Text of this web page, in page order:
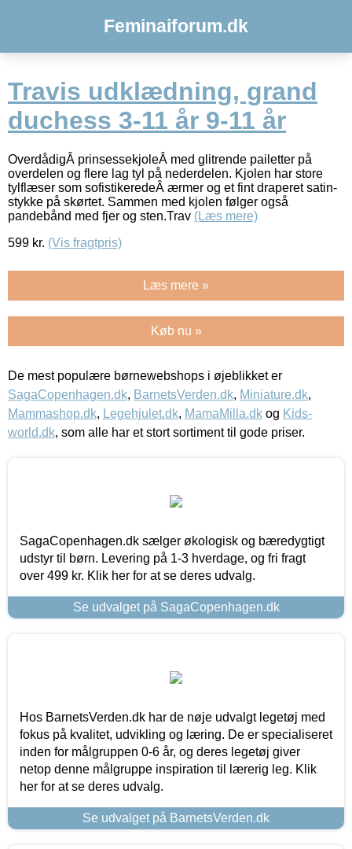
Feminaiforum.dk
Travis udklædning, grand
duchess 3-11 år 9-11 år
OverdådigÂ prinsessekjoleÂ med glitrende pailetter på
overdelen og flere lag tyl på nederdelen. Kjolen har store
tylflæser som sofistikeredeÂ ærmer og et fint draperet satin-
stykke på skørtet. Sammen med kjolen følger også
pandebånd med fjer og sten.Trav (Læs mere)
599 kr. (Vis fragtpris)
Læs mere »
Køb nu »
De mest populære børnewebshops i øjeblikket er
SagaCopenhagen.dk, BarnetsVerden.dk, Miniature.dk,
Mammashop.dk, Legehjulet.dk, MamaMilla.dk og Kids-
world.dk, som alle har et stort sortiment til gode priser.
SagaCopenhagen.dk sælger økologisk og bæredygtigt
udstyr til børn. Levering på 1-3 hverdage, og fri fragt
over 499 kr. Klik her for at se deres udvalg.
Se udvalget på SagaCopenhagen.dk
Hos BarnetsVerden.dk har de nøje udvalgt legetøj med
fokus på kvalitet, udvikling og læring. De er specialiseret
inden for målgruppen 0-6 år, og deres legetøj giver
netop denne målgruppe inspiration til lærerig leg. Klik
her for at se deres udvalg.
Se udvalget på BarnetsVerden.dk